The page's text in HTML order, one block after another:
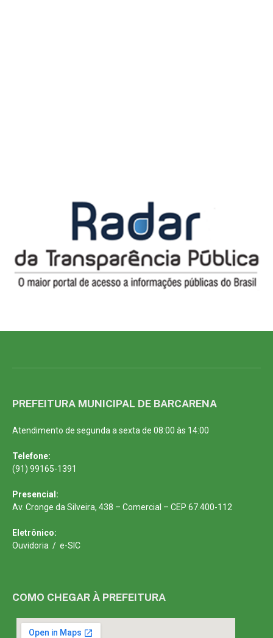
PREFEITURA MUNICIPAL DE BARCARENA
Atendimento de segunda a sexta de 08:00 às 14:00
Telefone:
(91) 99165-1391
Presencial:
Av. Cronge da Silveira, 438 – Comercial – CEP 67.400-112
Eletrônico:
Ouvidoria / e-SIC
COMO CHEGAR À PREFEITURA